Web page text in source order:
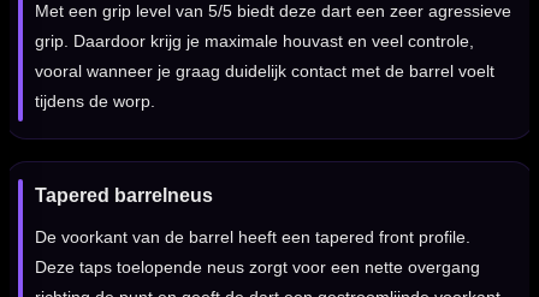
Met een grip level van 5/5 biedt deze dart een zeer agressieve
grip. Daardoor krijg je maximale houvast en veel controle,
vooral wanneer je graag duidelijk contact met de barrel voelt
tijdens de worp.
Tapered barrelneus
De voorkant van de barrel heeft een tapered front profile.
Deze taps toelopende neus zorgt voor een nette overgang